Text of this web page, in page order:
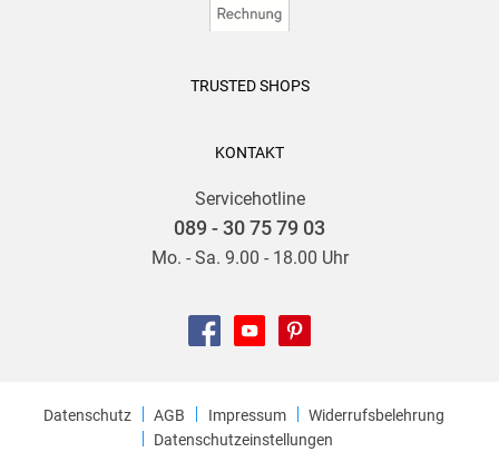
TRUSTED SHOPS
KONTAKT
Servicehotline
089 - 30 75 79 03
Mo. - Sa. 9.00 - 18.00 Uhr
Datenschutz AGB Impressum
Widerrufsbelehrung
Datenschutzeinstellungen